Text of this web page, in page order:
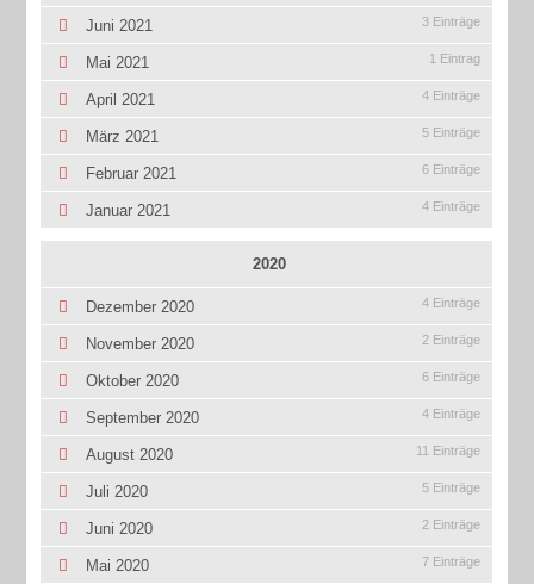
Juni 2021 3 Einträge
Mai 2021 1 Eintrag
April 2021 4 Einträge
März 2021 5 Einträge
Februar 2021 6 Einträge
Januar 2021 4 Einträge
2020
Dezember 2020 4 Einträge
November 2020 2 Einträge
Oktober 2020 6 Einträge
September 2020 4 Einträge
August 2020 11 Einträge
Juli 2020 5 Einträge
Juni 2020 2 Einträge
Mai 2020 7 Einträge